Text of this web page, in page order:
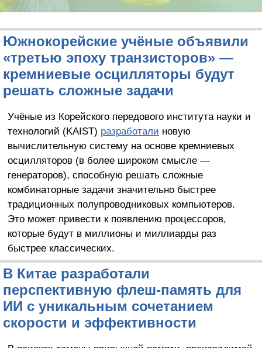
Южнокорейские учёные объявили
«третью эпоху транзисторов» —
кремниевые осцилляторы будут
решать сложные задачи
Учёные из Корейского передового института науки и
технологий (KAIST) разработали новую
вычислительную систему на основе кремниевых
осцилляторов (в более широком смысле —
генераторов), способную решать сложные
комбинаторные задачи значительно быстрее
традиционных полупроводниковых компьютеров.
Это может привести к появлению процессоров,
которые будут в миллионы и миллиарды раз
быстрее классических.
В Китае разработали
перспективную флеш-память для
ИИ с уникальным сочетанием
скорости и эффективности